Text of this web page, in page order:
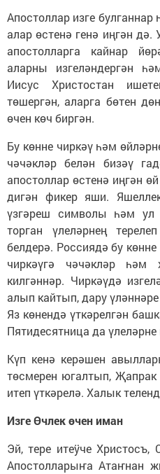
Апостоллар изге
алар өстенә генә иңгән
апостолларга кайнар
аларны изгеләндергән
Иисус Христостан
төшергән, аларга бөтен
өчен көч биргән.
Бу көнне чиркәү һәм
чәчәкләр белән бизәү
апостоллар өстенә иңгән
дигән фикер яши.
үзгәреш символы һәм
торган үлеләрнең
белдерә. Россиядә бу
чиркәүгә чәчәкләр
килгәннәр. Чиркәүдә
алып кайтып, дару үләннәре
Яз көнендә үткәрелгән
Пятидесятница да
Күп кенә керәшен
төсмерен югалтып,
итеп үткәрелә. Халык
Изге Өчлек өчен иман
Эй, тере итеӱче Христосъ,
Апостолларыҥа Атаҥнан